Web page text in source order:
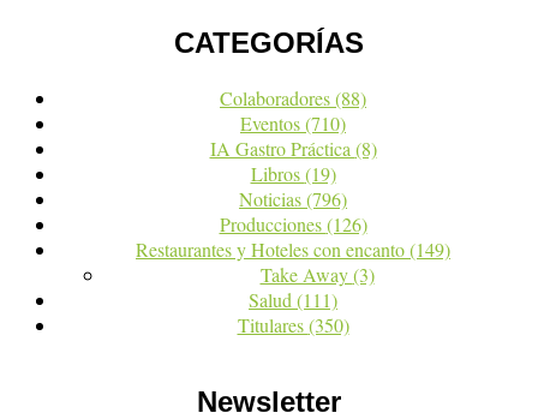
CATEGORÍAS
Colaboradores(88)
Eventos(710)
IA Gastro Práctica (8)
Libros(19)
Noticias(796)
Producciones(126)
Restaurantes y Hoteles con encanto(149)
Take Away(3)
Salud (111)
Titulares(350)
Newsletter